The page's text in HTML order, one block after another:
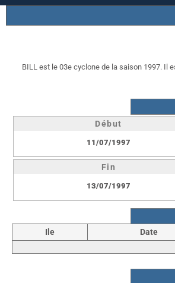
BILL est le 03e cyclone de la saison 1997. Il
Début
11/07/1997
Fin
13/07/1997
Ile Date